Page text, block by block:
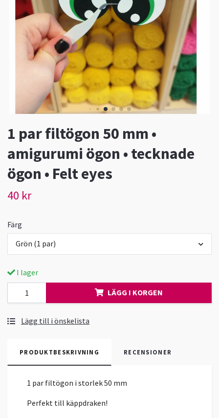
1 par filtögon 50 mm •
amigurumi ögon • tecknade
ögon • Felt eyes
40 kr
Färg
Grön (1 par)
I lager
LÄGG I KORGEN
Lägg till i önskelista
PRODUKTBESKRIVNING RECENSIONER
1 par filtögon i storlek 50 mm
Perfekt till käppdraken!